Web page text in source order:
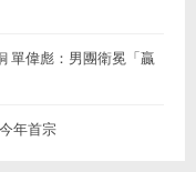
單偉彪：男團衛冕「贏
年首宗